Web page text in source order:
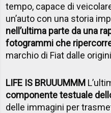
tempo, capace di
un’auto con una storia
nell’ultima parte da una
fotogrammi che
marchio di Fiat dalle
LIFE IS BRUUUMMM
componente testuale
delle immagini per